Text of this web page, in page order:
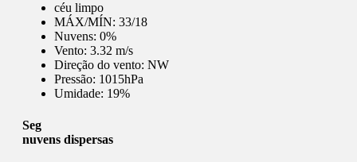
céu limpo
MÁX/MÍN: 33/18
Nuvens: 0%
Vento: 3.32 m/s
Direção do vento: NW
Pressão: 1015hPa
Umidade: 19%
Seg
nuvens dispersas